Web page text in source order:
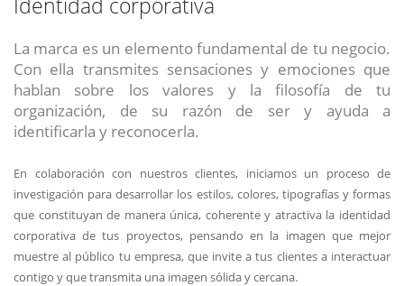
Identidad corporativa
La marca es un elemento fundamental de tu negocio.
Con ella transmites sensaciones y emociones que
hablan sobre los valores y la filosofía de tu
organización, de su razón de ser y ayuda a
identificarla y reconocerla.
En colaboración con nuestros clientes, iniciamos un proceso de
investigación para desarrollar los estilos, colores, tipografías y formas
que constituyan de manera única, coherente y atractiva la identidad
corporativa de tus proyectos, pensando en la imagen que mejor
muestre al público tu empresa, que invite a tus clientes a interactuar
contigo y que transmita una imagen sólida y cercana.